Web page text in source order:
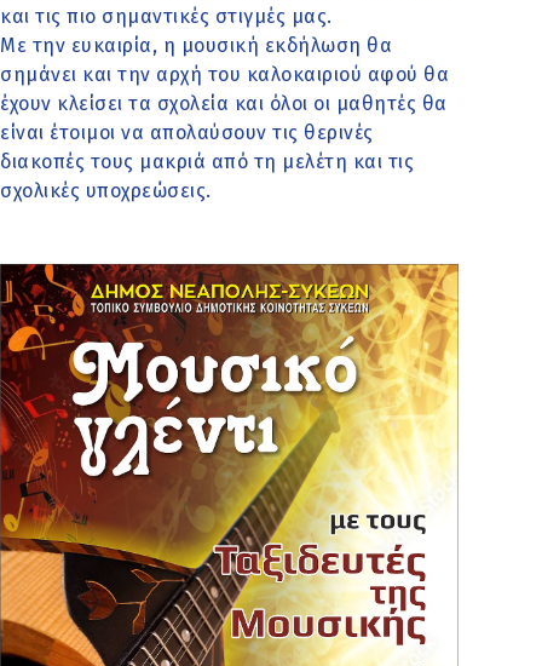
και τις πιο σημαντικές στιγμές μας.
Με την ευκαιρία, η μουσική εκδήλωση θα
σημάνει και την αρχή του καλοκαιριού αφού θα
έχουν κλείσει τα σχολεία και όλοι οι μαθητές θα
είναι έτοιμοι να απολαύσουν τις θερινές
διακοπές τους μακριά από τη μελέτη και τις
σχολικές υποχρεώσεις.